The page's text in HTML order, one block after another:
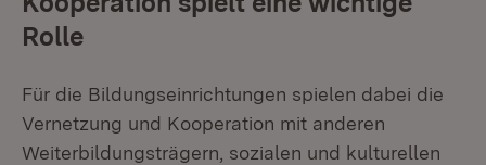
Rolle
Für die Bildungseinrichtungen spielen dabei die
Vernetzung und Kooperation mit anderen
Weiterbildungsträgern, sozialen und kulturellen